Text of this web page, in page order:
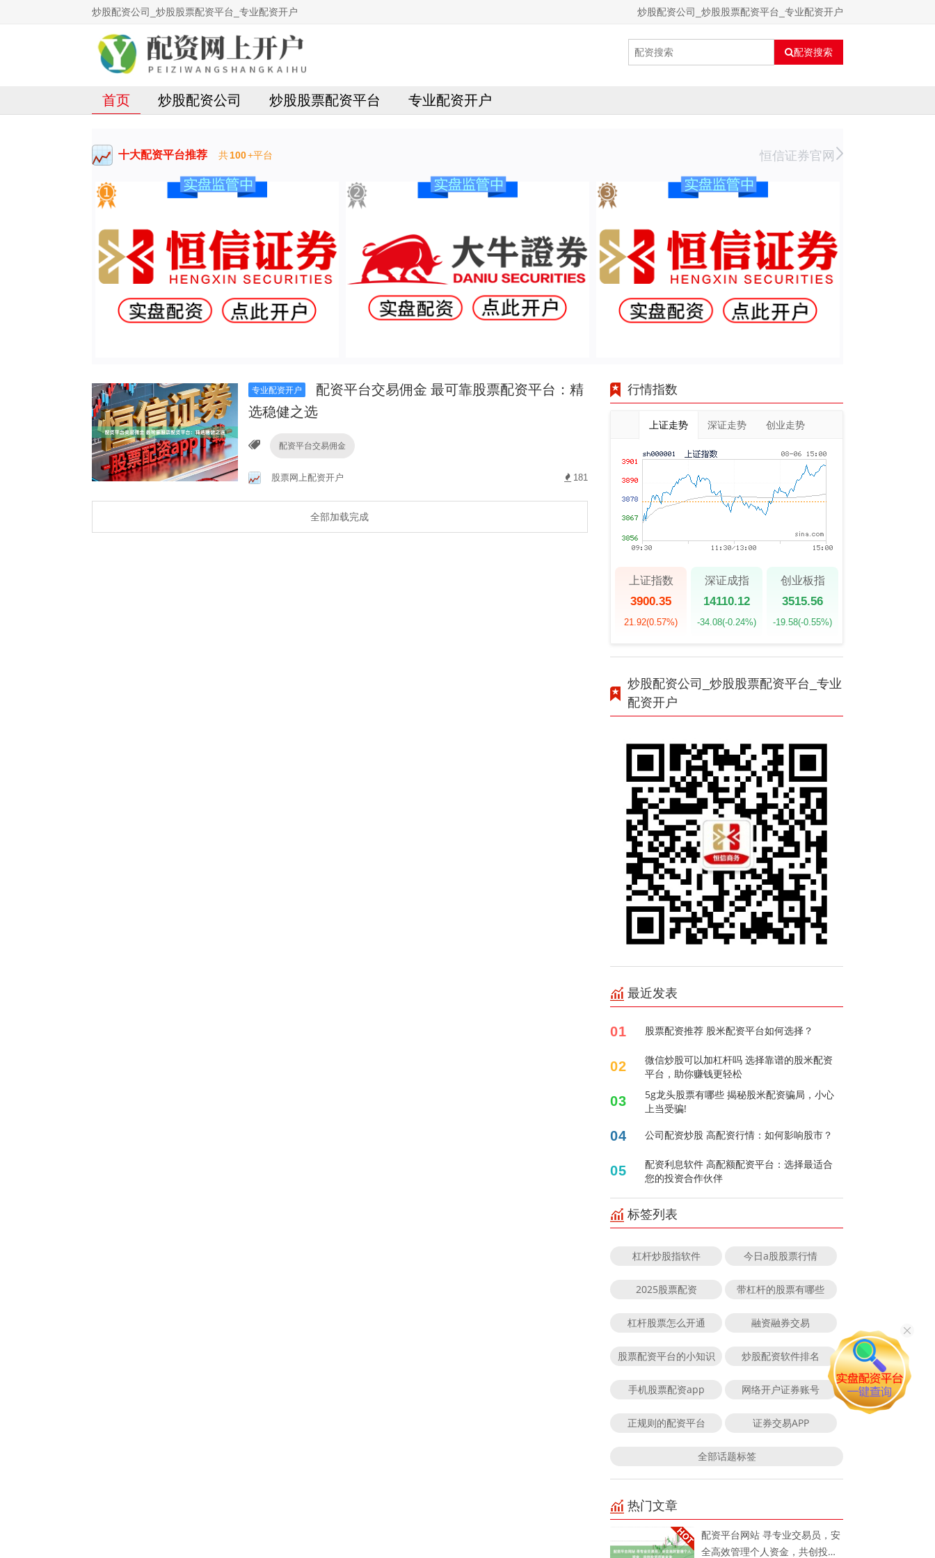
炒股配资公司_炒股股票配资平台_专业配资开户 炒股配资公司_炒股股票配资平台_专业配资开户
配资搜索
首页 炒股配资公司 炒股股票配资平台 专业配资开户
十大配资平台推荐 共100+平台 恒信证券官网
专业配资开户
配资平台交易佣金 最可靠股票配资平台：精
选稳健之选
配资平台交易佣金
股票网上配资开户 181
全部加载完成
行情指数
上证走势 深证走势 创业走势
上证指数
3900.35
21.92(0.57%)
深证成指
14110.12
-34.08(-0.24%)
创业板指
3515.56
-19.58(-0.55%)
炒股配资公司_炒股股票配资平台_专业
配资开户
最近发表
01 股票配资推荐 股米配资平台如何选择？
02
微信炒股可以加杠杆吗 选择靠谱的股米配资
平台，助你赚钱更轻松
03
5g龙头股票有哪些 揭秘股米配资骗局，小心
上当受骗!
04 公司配资炒股 高配资行情：如何影响股市？
05
配资利息软件 高配额配资平台：选择最适合
您的投资合作伙伴
标签列表
杠杆炒股指软件 今日a股股票行情
2025股票配资 带杠杆的股票有哪些
杠杆股票怎么开通 融资融券交易
股票配资平台的小知识 炒股配资软件排名
手机股票配资app 网络开户证券账号
正规则的配资平台 证券交易APP
全部话题标签
热门文章
配资平台网站 寻专业交易员，安
全高效管理个人资金，共创投资